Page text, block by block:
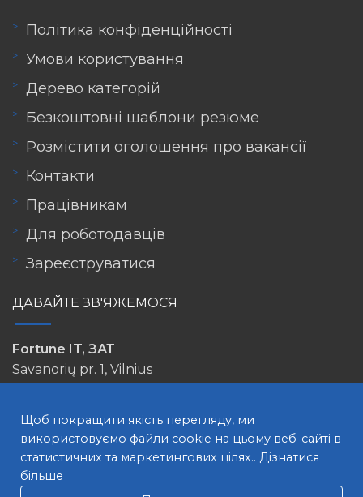
Політика конфіденційності
Умови користування
Дерево категорій
Безкоштовні шаблони резюме
Розмістити оголошення про вакансії
Контакти
Працівникам
Для роботодавців
Зареєструватися
ДАВАЙТЕ ЗВ'ЯЖЕМОСЯ
Fortune IT, ЗАТ
Savanorių pr. 1, Vilnius
Щоб покращити якість перегляду, ми
використовуємо файли cookie на цьому веб-сайті в
статистичних та маркетингових цілях.. Дізнатися
більше